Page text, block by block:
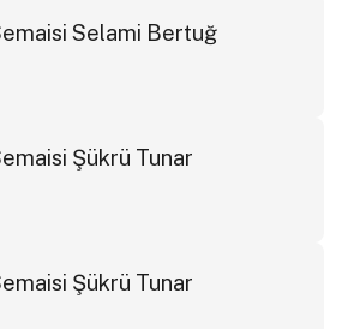
Selami Bertuğ
Şükrü Tunar
Şükrü Tunar